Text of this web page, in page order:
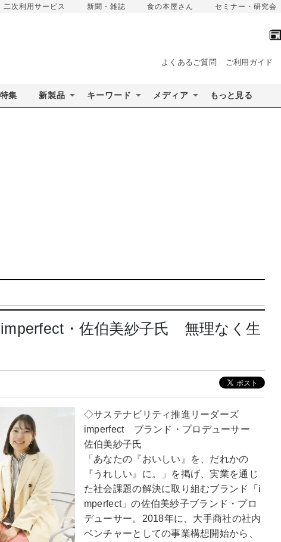
二次利用サービス 新聞・雑誌 食の本屋さん セミナー・研究会
よくあるご質問 ご利用ガイド
特集 新製品 キーワード メディア もっと見る
・佐伯美紗子氏 無理なく生
◇サステナビリティ推進リーダーズ
imperfect ブランド・プロデューサー
佐伯美紗子氏
「あなたの『おいしい』を、だれかの
『うれしい』に。」を掲げ、実業を通じ
た社会課題の解決に取り組むブランド「i
mperfect」の佐伯美紗子ブランド・プロ
デューサー。2018年に、大手商社の社内
ベンチャーとしての事業構想開始から、